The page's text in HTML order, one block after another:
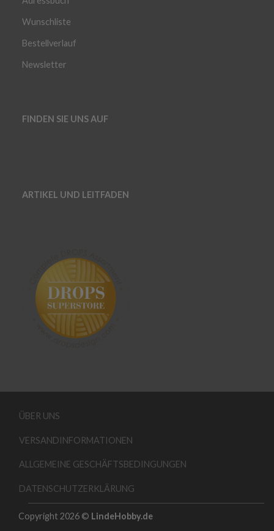
Wunschliste
Bestellverlauf
Newsletter
FINDEN SIE UNS AUF
ARTIKEL UND LEITFADEN
ÜBER UNS
VERSANDINFORMATIONEN
ALLGEMEINE GESCHÄFTSBEDINGUNGEN
DATENSCHUTZERKLÄRUNG
Copyright 2026 © LindeHobby.de